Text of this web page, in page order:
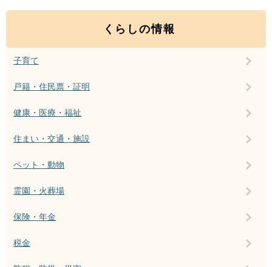
くらしの情報
子育て
戸籍・住民票・証明
健康・医療・福祉
住まい・交通・施設
ペット・動物
霊園・火葬場
保険・年金
税金